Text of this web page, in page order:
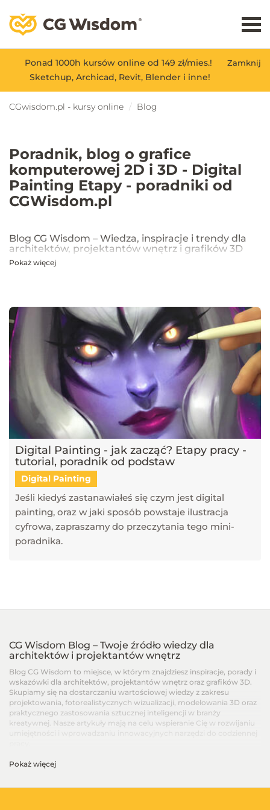
Zamknij
Ponad 1000h kursów online od 149 zł/mies.!
Sketchup, Archicad, Revit, Blender i inne!
CGwisdom.pl - kursy online Blog
Poradnik, blog o grafice
komputerowej 2D i 3D - Digital
Painting Etapy - poradniki od
CGWisdom.pl
Blog CG Wisdom – Wiedza, inspiracje i trendy dla
architektów, projektantów wnętrz i grafików 3D
Na blogu CG Wisdom znajdziesz praktyczne porady, inspiracje oraz
które pomagają tworzyć profesjonalne i fotorealistyczne wizualizacje.
Dowiesz się również, jak sztuczna inteligencja zmienia pracę
projektantów, jakie są najlepsze praktyki w renderingu oraz jak
optymalizować proces projektowy. Śledź nasz blog, aby pozostać na
bieżąco z technologią i rozwijać swoje umiejętności w projektowaniu
przestrzeni i wizualizacji 3D!
Pokaż więcej
Digital Painting - jak zacząć? Etapy pracy -
tutorial, poradnik od podstaw
Digital Painting
Jeśli kiedyś zastanawiałeś się czym jest digital
painting, oraz w jaki sposób powstaje ilustracja
cyfrowa, zapraszamy do przeczytania tego mini-
poradnika.
CG Wisdom Blog – Twoje źródło wiedzy dla
architektów i projektantów wnętrz
Blog CG Wisdom to miejsce, w którym znajdziesz inspiracje, porady i
wskazówki dla architektów, projektantów wnętrz oraz grafików 3D.
Skupiamy się na dostarczaniu wartościowej wiedzy z zakresu
projektowania, fotorealistycznych wizualizacji, modelowania 3D oraz
praktycznego zastosowania sztucznej inteligencji w branży
kreatywnej. Nasze artykuły mają na celu wspieranie Cię w rozwijaniu
Artykuły dla architektów i projektantów wnętrz –
Pokaż więcej